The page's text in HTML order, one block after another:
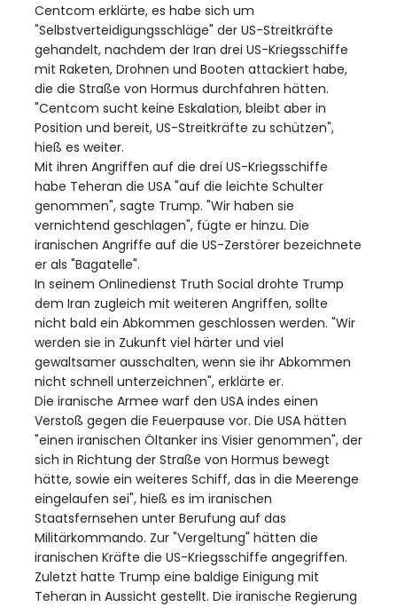
Centcom erklärte, es habe sich um
"Selbstverteidigungsschläge" der US-Streitkräfte
gehandelt, nachdem der Iran drei US-Kriegsschiffe
mit Raketen, Drohnen und Booten attackiert habe,
die die Straße von Hormus durchfahren hätten.
"Centcom sucht keine Eskalation, bleibt aber in
Position und bereit, US-Streitkräfte zu schützen",
hieß es weiter.
Mit ihren Angriffen auf die drei US-Kriegsschiffe
habe Teheran die USA "auf die leichte Schulter
genommen", sagte Trump. "Wir haben sie
vernichtend geschlagen", fügte er hinzu. Die
iranischen Angriffe auf die US-Zerstörer bezeichnete
er als "Bagatelle".
In seinem Onlinedienst Truth Social drohte Trump
dem Iran zugleich mit weiteren Angriffen, sollte
nicht bald ein Abkommen geschlossen werden. "Wir
werden sie in Zukunft viel härter und viel
gewaltsamer ausschalten, wenn sie ihr Abkommen
nicht schnell unterzeichnen", erklärte er.
Die iranische Armee warf den USA indes einen
Verstoß gegen die Feuerpause vor. Die USA hätten
"einen iranischen Öltanker ins Visier genommen", der
sich in Richtung der Straße von Hormus bewegt
hätte, sowie ein weiteres Schiff, das in die Meerenge
eingelaufen sei", hieß es im iranischen
Staatsfernsehen unter Berufung auf das
Militärkommando. Zur "Vergeltung" hätten die
iranischen Kräfte die US-Kriegsschiffe angegriffen.
Zuletzt hatte Trump eine baldige Einigung mit
Teheran in Aussicht gestellt. Die iranische Regierung